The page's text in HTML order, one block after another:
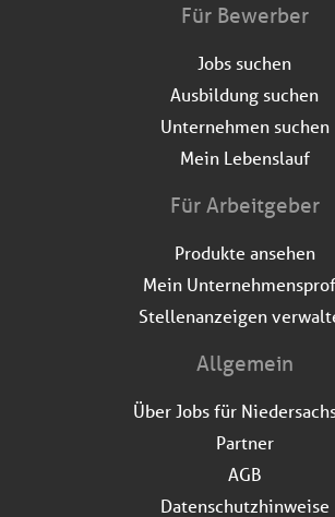
Für Bewerber
Jobs suchen
Ausbildung suchen
Unternehmen suchen
Mein Lebenslauf
Für Arbeitgeber
Produkte ansehen
Mein
Stellenanzeigen
Allgemein
Über Jobs für
Partner
AGB
Datenschutzhinweise